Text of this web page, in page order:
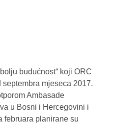
budućnost“ koji ORC
mjeseca 2017.
Ambasade
u Bosni i Hercegovini i
februara planirane su